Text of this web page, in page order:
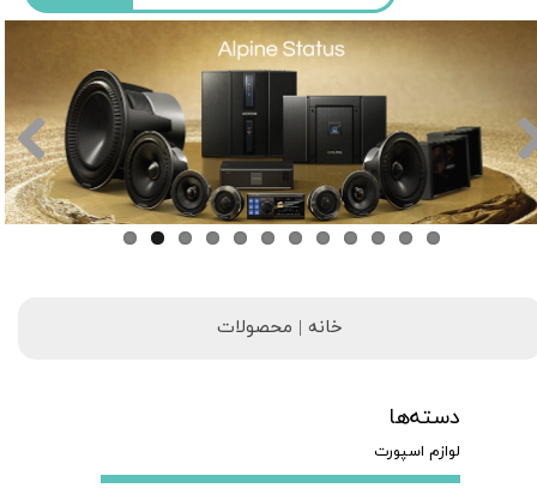
خانه | محصولات
دسته‌ها
لوازم اسپورت